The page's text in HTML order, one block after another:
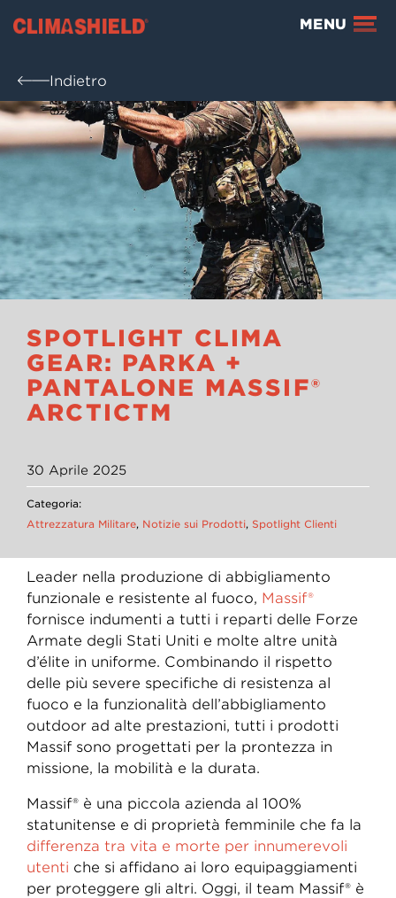
Climashield® MENU
Indietro
SPOTLIGHT CLIMA
GEAR: PARKA +
PANTALONE MASSIF®
ARCTICTM
30 Aprile 2025
Categoria:
Attrezzatura Militare, Notizie sui Prodotti, Spotlight Clienti
Leader nella produzione di abbigliamento
funzionale e resistente al fuoco, Massif®
fornisce indumenti a tutti i reparti delle Forze
Armate degli Stati Uniti e molte altre unità
d’élite in uniforme. Combinando il rispetto
delle più severe specifiche di resistenza al
fuoco e la funzionalità dell’abbigliamento
outdoor ad alte prestazioni, tutti i prodotti
Massif sono progettati per la prontezza in
missione, la mobilità e la durata.
Massif® è una piccola azienda al 100%
statunitense e di proprietà femminile che fa la
differenza tra vita e morte per innumerevoli
utenti che si affidano ai loro equipaggiamenti
per proteggere gli altri. Oggi, il team Massif® è